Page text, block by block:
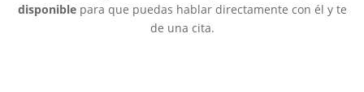
disponiblepara que puedas hablar directamente con él y te
de una cita.